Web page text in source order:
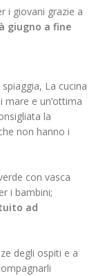
i giovani grazie a
giugno a fine
La cucina
e un’ottima
la
non hanno i
con vasca
i bambini;
ad
degli ospiti e a